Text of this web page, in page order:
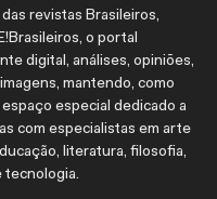
revistas Brasileiros,
o portal
digital, análises, opiniões,
mantendo, como
especial dedicado a
com especialistas em arte
literatura, filosofia,
tecnologia.